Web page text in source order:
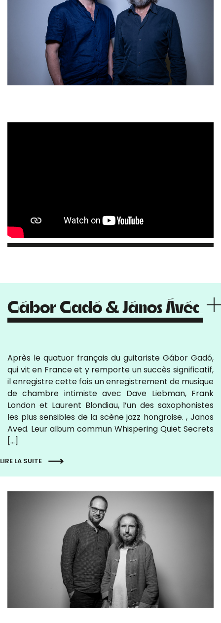
Gábor Gadó & János Ávéd
Après le quatuor français du guitariste Gábor Gadó,
qui vit en France et y remporte un succès significatif,
il enregistre cette fois un enregistrement de musique
de chambre intimiste avec Dave Liebman, Frank
London et Laurent Blondiau, l’un des saxophonistes
les plus sensibles de la scène jazz hongroise. , Janos
Aved. Leur album commun Whispering Quiet Secrets
[…]
LIRE LA SUITE